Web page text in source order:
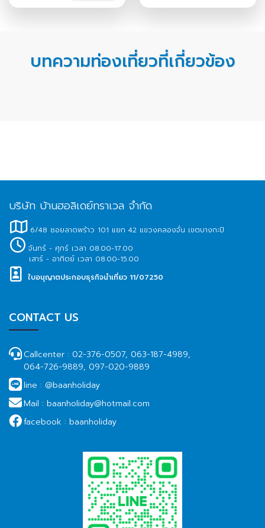
บทความท่องเที่ยวที่เกี่ยวข้อง
บริษัท บ้านฮอลิเดย์ทราเวล จำกัด
6/48 ซอยลาดพร้าว 101 แยก 42 แขวงคลองจั่น เขตบางกะปิ
จันทร์ - ศุกร์ เวลา 08.00-17.00
เสาร์ - อาทิตย์ เวลา 08.00-15.00
ใบอนุญาตประกอบธุรกิจนำเที่ยว 11/07250
CONTACT US
Callcenter : 02-376-0507, 063-187-4989,
064-726-9889, 097-020-9889
line : @baanholiday
Mail : baanholiday@hotmail.com
facebook : baanholiday